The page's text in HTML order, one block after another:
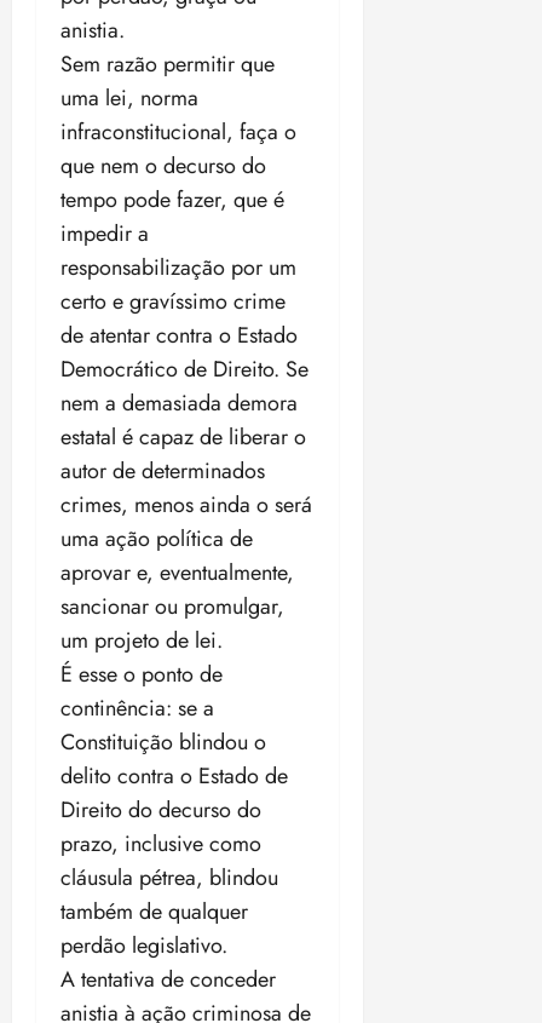
anistia.
Sem razão permitir que
uma lei, norma
infraconstitucional, faça o
que nem o decurso do
tempo pode fazer, que é
impedir a
responsabilização por um
certo e gravíssimo crime
de atentar contra o Estado
Democrático de Direito. Se
nem a demasiada demora
estatal é capaz de liberar o
autor de determinados
crimes, menos ainda o será
uma ação política de
aprovar e, eventualmente,
sancionar ou promulgar,
um projeto de lei.
É esse o ponto de
continência: se a
Constituição blindou o
delito contra o Estado de
Direito do decurso do
prazo, inclusive como
cláusula pétrea, blindou
também de qualquer
perdão legislativo.
A tentativa de conceder
anistia à ação criminosa de